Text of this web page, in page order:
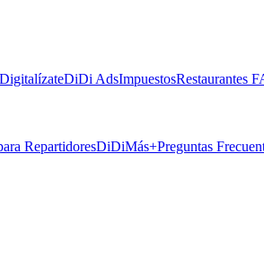
DiDi AdsImpuestosRestaurantes
RepartidoresDiDiMás+Preguntas